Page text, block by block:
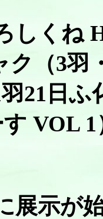
くね
ク（3羽
21日ふ
す VOL 1
展示が